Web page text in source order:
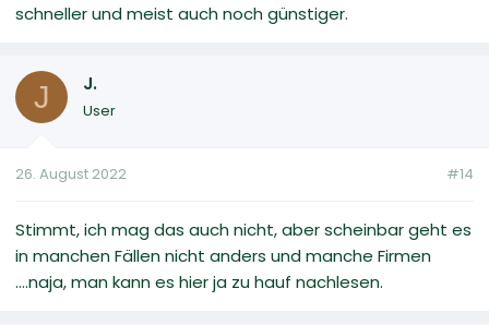
schneller und meist auch noch günstiger.
J J.
User
26. August 2022 #14
Stimmt, ich mag das auch nicht, aber scheinbar geht es
in manchen Fällen nicht anders und manche Firmen
....naja, man kann es hier ja zu hauf nachlesen.